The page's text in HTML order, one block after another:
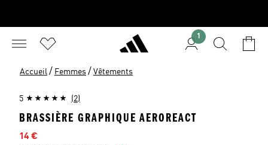
1
Accueil / Femmes / Vêtements
5 (2)
BRASSIÈRE GRAPHIQUE AEROREACT
Prix en promo
14 €